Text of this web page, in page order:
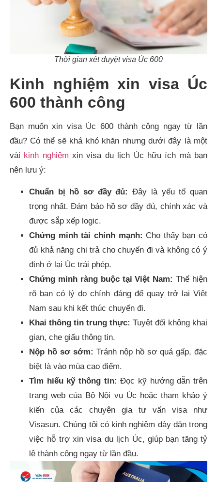
Thời gian xét duyệt visa Úc 600
Kinh nghiệm xin visa Úc
600 thành công
Bạn muốn xin visa Úc 600 thành công ngay từ lần
đầu? Có thể sẽ khá khó khăn nhưng dưới đây là một
vài kinh nghiệm xin visa du lịch Úc hữu ích mà bạn
nên lưu ý:
Chuẩn bị hồ sơ đầy đủ: Đây là yếu tố quan
trọng nhất. Đảm bảo hồ sơ đầy đủ, chính xác và
được sắp xếp logic.
Chứng minh tài chính mạnh: Cho thấy bạn có
đủ khả năng chi trả cho chuyến đi và không có ý
định ở lại Úc trái phép.
Chứng minh ràng buộc tại Việt Nam: Thể hiện
rõ bạn có lý do chính đáng để quay trở lại Việt
Nam sau khi kết thúc chuyến đi.
Khai thông tin trung thực: Tuyệt đối không khai
gian, che giấu thông tin.
Nộp hồ sơ sớm: Tránh nộp hồ sơ quá gấp, đặc
biệt là vào mùa cao điểm.
Tìm hiểu kỹ thông tin: Đọc kỹ hướng dẫn trên
trang web của Bộ Nội vụ Úc hoặc tham khảo ý
kiến của các chuyên gia tư vấn visa như
Visasun. Chúng tôi có kinh nghiệm dày dặn trong
việc hỗ trợ xin visa du lịch Úc, giúp bạn tăng tỷ
lệ thành công ngay từ lần đầu.